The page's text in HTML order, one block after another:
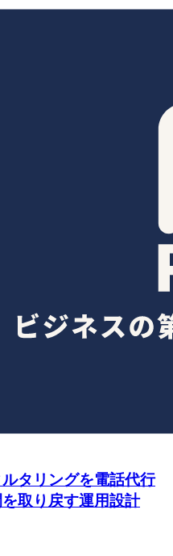
タリングを電話代行
取り戻す運用設計